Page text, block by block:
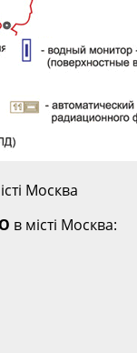
Москва
в місті Москва: